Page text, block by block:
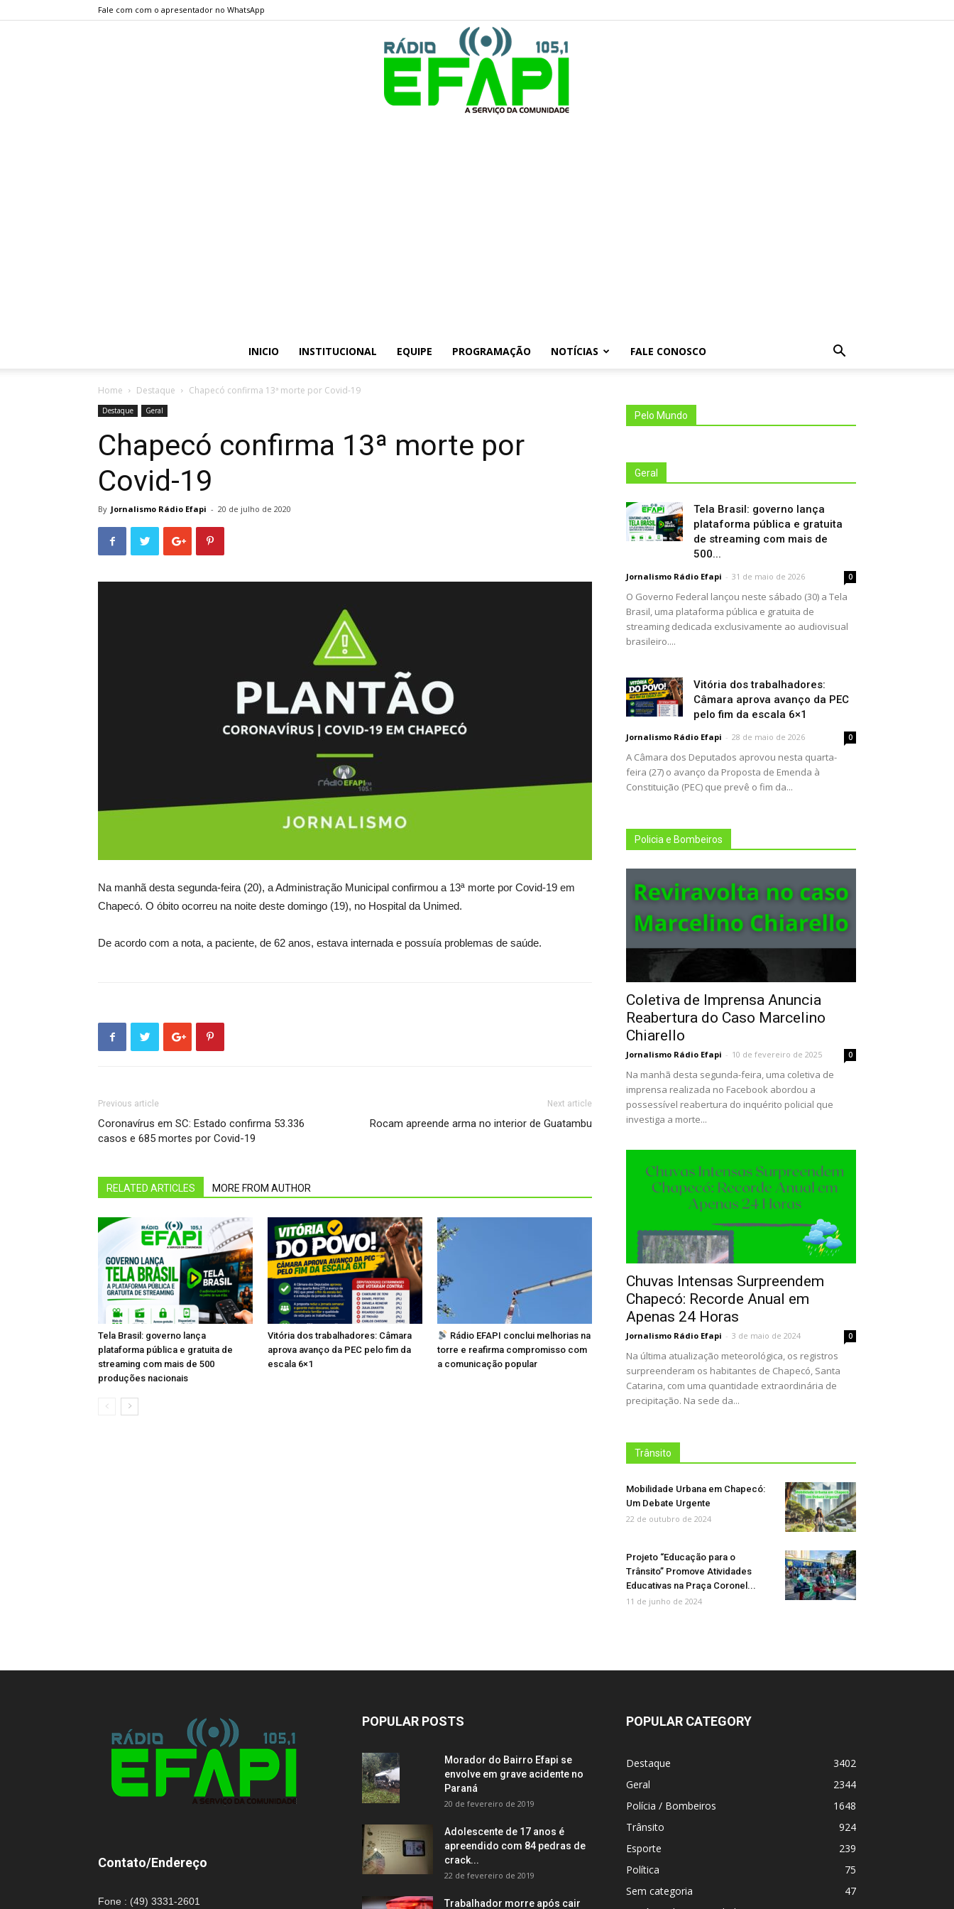
Fale com com o apresentador no WhatsApp
105.1
INICIO INSTITUCIONAL EQUIPE PROGRAMAÇÃO NOTÍCIAS FALE CONOSCO
Home Destaque Chapecó confirma 13ª morte por Covid-19
Destaque Geral
Chapecó confirma 13ª morte por
Covid-19
By Jornalismo Rádio Efapi - 20 de julho de 2020
Na manhã desta segunda-feira (20), a Administração Municipal confirmou a 13ª morte por Covid-19 em
Chapecó. O óbito ocorreu na noite deste domingo (19), no Hospital da Unimed.
De acordo com a nota, a paciente, de 62 anos, estava internada e possuía problemas de saúde.
Previous article
Coronavírus em SC: Estado confirma 53.336
casos e 685 mortes por Covid-19
Next article
Rocam apreende arma no interior de Guatambu
RELATED ARTICLES MORE FROM AUTHOR
Tela Brasil: governo lança
plataforma pública e gratuita de
streaming com mais de 500
produções nacionais
Vitória dos trabalhadores: Câmara
aprova avanço da PEC pelo fim da
escala 6×1
Rádio EFAPI conclui melhorias na
torre e reafirma compromisso com
a comunicação popular
Pelo Mundo
Geral
Tela Brasil: governo lança
plataforma pública e gratuita
de streaming com mais de
500...
Jornalismo Rádio Efapi - 31 de maio de 2026 0
O Governo Federal lançou neste sábado (30) a Tela
Brasil, uma plataforma pública e gratuita de
streaming dedicada exclusivamente ao audiovisual
brasileiro....
Vitória dos trabalhadores:
Câmara aprova avanço da PEC
pelo fim da escala 6×1
Jornalismo Rádio Efapi - 28 de maio de 2026 0
A Câmara dos Deputados aprovou nesta quarta-
feira (27) o avanço da Proposta de Emenda à
Constituição (PEC) que prevê o fim da...
Policia e Bombeiros
Coletiva de Imprensa Anuncia
Reabertura do Caso Marcelino
Chiarello
Jornalismo Rádio Efapi - 10 de fevereiro de 2025 0
Na manhã desta segunda-feira, uma coletiva de
imprensa realizada no Facebook abordou a
possessível reabertura do inquérito policial que
investiga a morte...
Chuvas Intensas Surpreendem
Chapecó: Recorde Anual em
Apenas 24 Horas
Jornalismo Rádio Efapi - 3 de maio de 2024 0
Na última atualização meteorológica, os registros
surpreenderam os habitantes de Chapecó, Santa
Catarina, com uma quantidade extraordinária de
precipitação. Na sede da...
Trânsito
Mobilidade Urbana em Chapecó:
Um Debate Urgente
22 de outubro de 2024
Projeto “Educação para o
Trânsito” Promove Atividades
Educativas na Praça Coronel...
11 de junho de 2024
Contato/Endereço
Fone : (49) 3331-2601
POPULAR POSTS
Morador do Bairro Efapi se
envolve em grave acidente no
Paraná
20 de fevereiro de 2019
Adolescente de 17 anos é
apreendido com 84 pedras de
crack...
22 de fevereiro de 2019
Trabalhador morre após cair
POPULAR CATEGORY
Destaque
3402
Geral
2344
Polícia / Bombeiros
1648
Trânsito
924
Esporte
239
Política
75
Sem categoria
47